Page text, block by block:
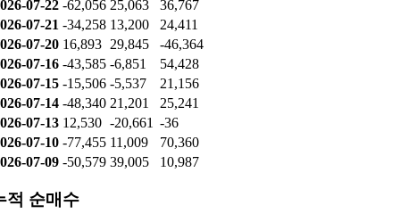
07-22 -62,056 25,063
36,767
07-21 -34,258 13,200
24,411
07-20 16,893 29,845
-46,364
07-16 -43,585 -6,851
54,428
07-15 -15,506 -5,537
21,156
07-14 -48,340 21,201
25,241
07-13 12,530 -20,661 -36
07-10 -77,455 11,009
70,360
07-09 -50,579 39,005 10,987
적 순매수